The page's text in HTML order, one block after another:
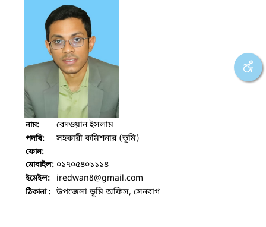
নাম: রেদওয়ান ইসলাম
পদবি: সহকারী কমিশনার (ভূমি)
ফোন:
মোবাইল: ০১৭০৫৪০১১১৪
ইমেইল: iredwan8@gmail.com
ঠিকানা : উপজেলা ভূমি অফিস, সেনবাগ